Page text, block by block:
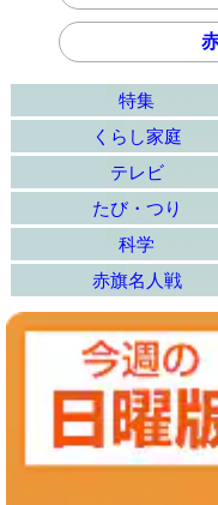
特集
くらし家庭
テレビ
たび・つり
科学
赤旗名人戦